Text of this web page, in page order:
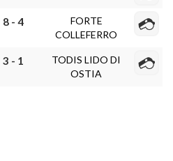
8 - 4
FORTE
COLLEFERRO
3 - 1
TODIS LIDO DI
OSTIA